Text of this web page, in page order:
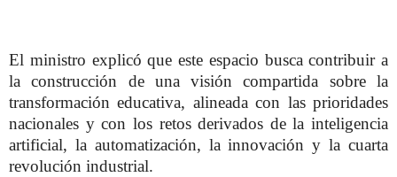
El ministro explicó que este espacio busca contribuir a
la construcción de una visión compartida sobre la
transformación educativa, alineada con las prioridades
nacionales y con los retos derivados de la inteligencia
artificial, la automatización, la innovación y la cuarta
revolución industrial.